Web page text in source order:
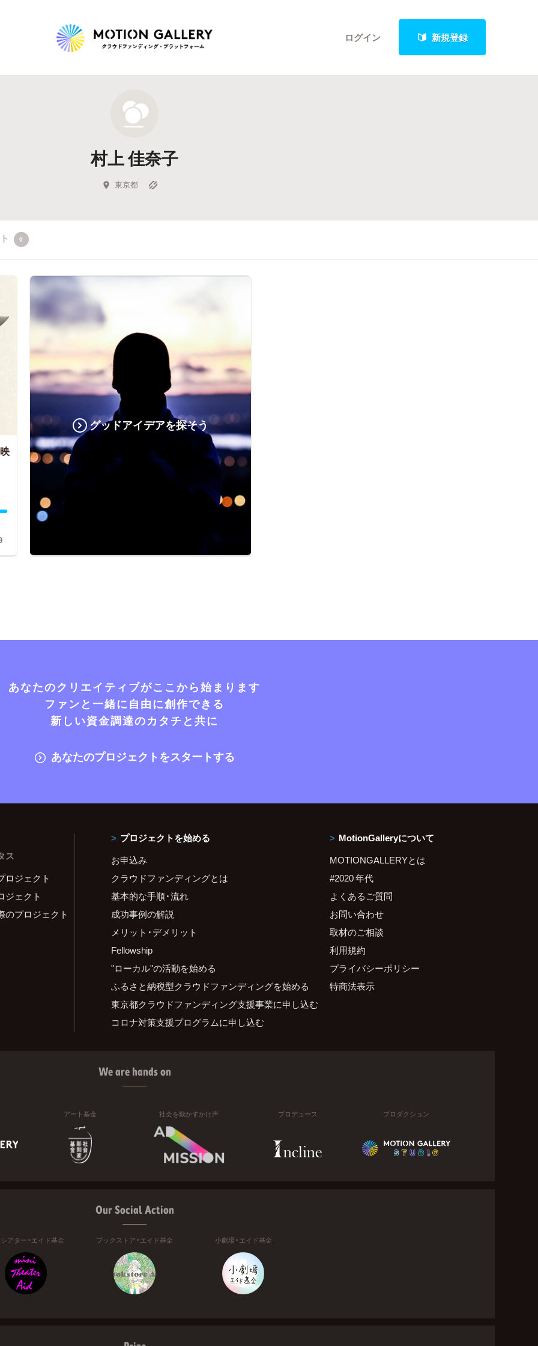
ログイン 新規登録
新着プロジェクト
Feature
キュレーターから探す
村上 佳奈子
東京都
0
グッドアイデアを探そう
あなたのクリエイティブがここから始まります
ファンと一緒に自由に創作できる
新しい資金調達のカタチと共に
あなたのプロジェクトをスタートする
ス
ロジェクト
ジェクト
のプロジェクト
プロジェクトを始める
お申込み
クラウドファンディングとは
基本的な手順・流れ
成功事例の解説
メリット・デメリット
Fellowship
"ローカル"の活動を始める
ふるさと納税型クラウドファンディングを始める
東京都クラウドファンディング支援事業に申し込む
コロナ対策支援プログラムに申し込む
MotionGalleryについて
MOTIONGALLERYとは
#2020 年代
よくあるご質問
お問い合わせ
取材のご相談
利用規約
プライバシーポリシー
特商法表示
We are hands on
アート基金 社会を動かすかけ声 プロデュース プロダクション
Our Social Action
アター・エイド基金 ブックストア・エイド基金 小劇場・エイド基金